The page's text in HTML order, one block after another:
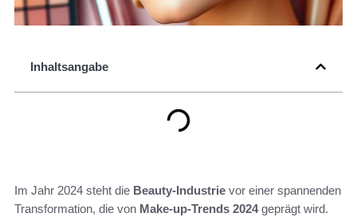
Inhaltsangabe
Im Jahr 2024 steht die Beauty-Industrie vor einer spannenden
Transformation, die von Make-up-Trends 2024geprägt wird.